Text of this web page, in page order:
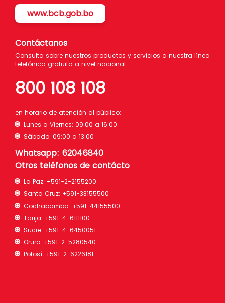
www.bcb.gob.bo
Contáctanos
Consulta sobre nuestros productos y servicios a nuestra línea
telefónica gratuita a nivel nacional:
800 108 108
en horario de atención al público:
Lunes a Viernes: 09:00 a 16:00
Sábado: 09:00 a 13:00
Whatsapp: 62046840
Otros teléfonos de contácto
La Paz: +591-2-2155200
Santa Cruz: +591-33155500
Cochabamba: +591-44155500
Tarija: +591-4-6111100
Sucre: +591-4-6450051
Oruro: +591-2-5280540
Potosí: +591-2-6226181